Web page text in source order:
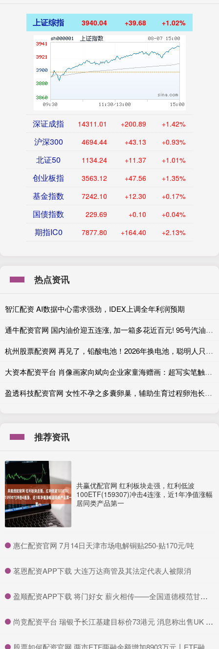
上证综指 3940.04 +39.68 +1.02%
深证成指 14311.01 +200.89 +1.42%
沪深300 4694.44 +43.13 +0.93%
北证50 1134.24 +11.37 +1.01%
创业板指 3563.12 +47.56 +1.35%
基金指数 7242.10 +12.30 +0.17%
国债指数 229.69 +0.10 +0.04%
期指IC0 7877.80 +164.40 +2.13%
热点资讯
智汇配资 AI数据中心需求强劲，IDEX上调全年利润预期
通牛配资官网 国内油价迎五连涨, 加一箱多花近百元! 95号汽油或迎10元时代?
杭州股票配资网 再见了，铅酸电池！2026年换电池，聪明人只选这4种类型，安全耐用
大资本配资平台 肖像画家向斌向企业家童海赠画：超写实笔触定格越挫越勇的企业家精神
盈透科技配资官网 女性不孕之多囊卵巢，辅助生育过程卵泡长不好该怎么办呢？
推荐资讯
共赢优配官网 红利板块走强，红利低波
100ETF(159307)冲击4连涨，近1年净值涨幅
居同类产品第一
​惠仁配资官网 7月14日天津市场电解铜贴250-贴170元/吨
​茗恩配资APP下载 大连万达商管及其法定代表人被限消
​盈顺配资APP下载 将门好女 薪火相传——全国道德模范甘公荣的三句人生信条_金锋_父亲_老人
​尚竞配资平台 瑞银予长江基建目标价73港元 消息称出售UK Rails企业价值280亿港元